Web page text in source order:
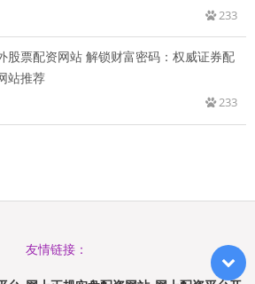
233
股票配资网站 解锁财富密码：权威证券配
站推荐
233
友情链接：